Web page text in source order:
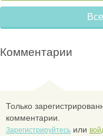
Комментарии
Только
комментарии.
Зарегистрируйтесь или